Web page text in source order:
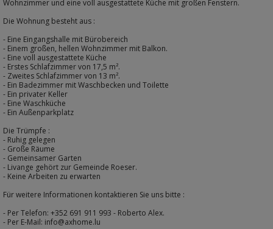
Wohnzimmer und eine voll ausgestattete Küche mit großen Fenstern.
Die Wohnung besteht aus :
- Eine Eingangshalle mit Bürobereich
- Einem großen, hellen Wohnzimmer mit Balkon.
- Eine voll ausgestattete Küche
- Erstes Schlafzimmer von 17,5 m².
- Zweites Schlafzimmer von 13 m².
- Ein Badezimmer mit Waschbecken und Toilette
- Ein privater Keller
- Eine Waschküche
- Ein Außenparkplatz
Die Trümpfe :
- Ruhig gelegen
- Große Räume
- Gemeinsamer Garten
- Livange gehört zur Gemeinde Roeser.
- Keine Arbeiten zu erwarten
Für weitere Informationen kontaktieren Sie uns bitte :
- Per Telefon: +352 691 911 993 - Roberto Alex.
- Per E-Mail: info@axhome.lu